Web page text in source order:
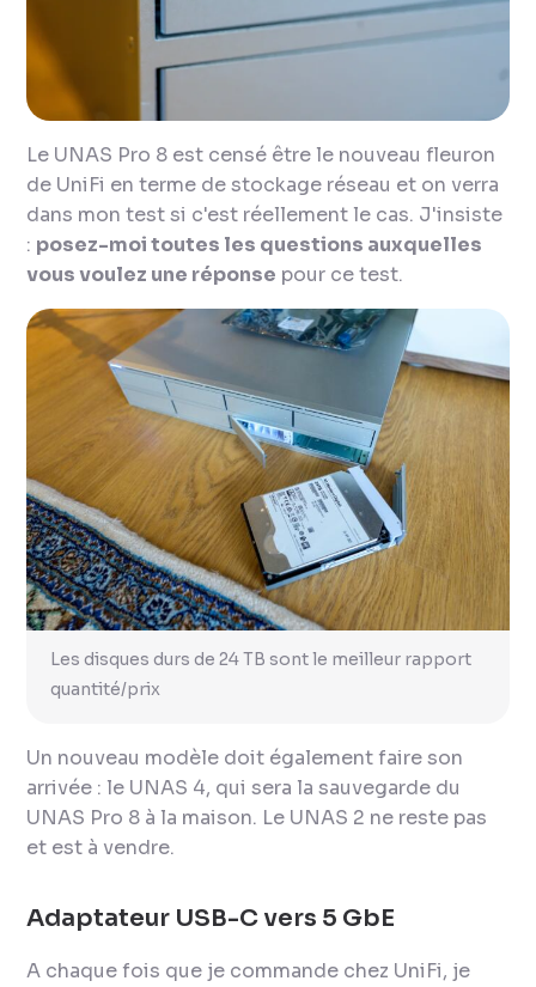
Le UNAS Pro 8 est censé être le nouveau fleuron
de UniFi en terme de stockage réseau et on verra
dans mon test si c'est réellement le cas. J'insiste
: posez-moi toutes les questions auxquelles
vous voulez une réponse pour ce test.
Les disques durs de 24 TB sont le meilleur rapport
quantité/prix
Un nouveau modèle doit également faire son
arrivée : le UNAS 4, qui sera la sauvegarde du
UNAS Pro 8 à la maison. Le UNAS 2 ne reste pas
et est à vendre.
Adaptateur USB-C vers 5 GbE
A chaque fois que je commande chez UniFi, je